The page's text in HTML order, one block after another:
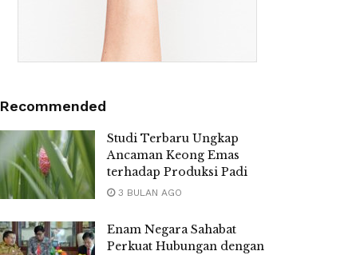
Recommended
Studi Terbaru Ungkap
Ancaman Keong Emas
terhadap Produksi Padi
3 BULAN AGO
Enam Negara Sahabat
Perkuat Hubungan dengan